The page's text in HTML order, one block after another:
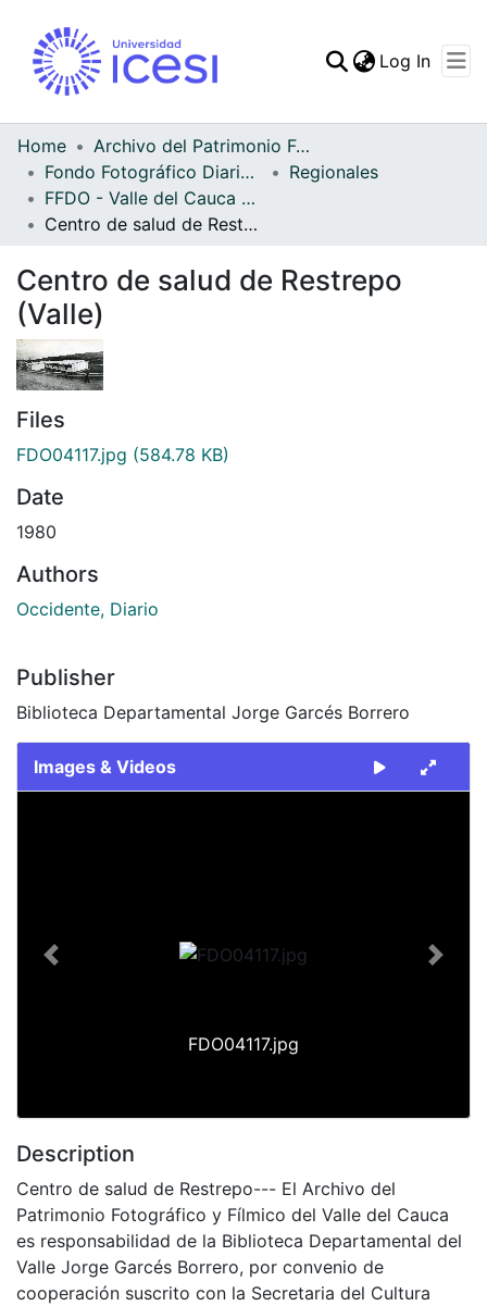
Statistics
Log In
Home
Archivo del Patrimonio Fotográfico y Fílmico del Valle del Cauca
Fondo Fotográfico Diario Occidente
Regionales
FFDO - Valle del Cauca - Patrimonial
Centro de salud de Restrepo (Valle)
Centro de salud de Restrepo
(Valle)
Files
FDO04117.jpg (584.78 KB)
Date
1980
Authors
Occidente, Diario
Publisher
Biblioteca Departamental Jorge Garcés Borrero
Images & Videos
FDO04117.jpg
Previous Next
Description
Centro de salud de Restrepo--- El Archivo del
Patrimonio Fotográfico y Fílmico del Valle del Cauca
es responsabilidad de la Biblioteca Departamental del
Valle Jorge Garcés Borrero, por convenio de
cooperación suscrito con la Secretaria del Cultura